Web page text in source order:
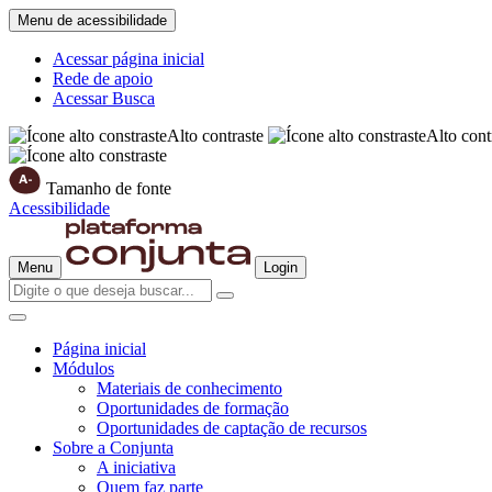
Menu de acessibilidade
Acessar página inicial
Rede de apoio
Acessar Busca
Alto contraste
Alto
Tamanho de fonte
Acessibilidade
Menu Login
Página inicial
Módulos
Materiais de conhecimento
Oportunidades de formação
Oportunidades de captação de recursos
Sobre a Conjunta
A iniciativa
Quem faz parte